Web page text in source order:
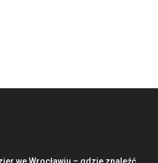
we Wrocławiu – gdzie znaleźć